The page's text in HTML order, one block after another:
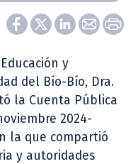
y
del Bío-Bío, Dra.
la Cuenta Pública
2024-
la que compartió
y autoridades